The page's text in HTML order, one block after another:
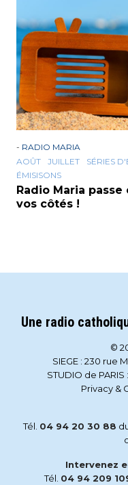
- RADIO MARIA
AOÛT
JUILLET SÉRIES
ÉMISISONS
Radio Maria
vos côtés !
Une radio
©
SIEGE : 230 rue
STUDIO de
Privacy &
Tél. 04 94 20 30 88
Intervenez
Tél. 04 94 209